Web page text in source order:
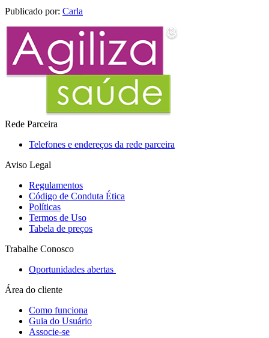
Publicado por: Carla
Rede Parceira
Telefones e endereços da rede parceira
Aviso Legal
Regulamentos
Código de Conduta Ética
Políticas
Termos de Uso
Tabela de preços
Trabalhe Conosco
Oportunidades abertas
Área do cliente
Como funciona
Guia do Usuário
Associe-se